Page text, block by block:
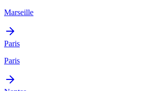
Marseille
Paris
Paris